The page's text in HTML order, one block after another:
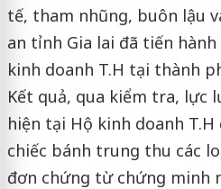
tế, tham nhũng, buôn lậu
an tỉnh Gia lai đã tiến
kinh doanh T.H tại thành
Kết quả, qua kiểm tra, lực
hiện tại Hộ kinh doanh T.H
chiếc bánh trung thu các
đơn chứng từ chứng minh